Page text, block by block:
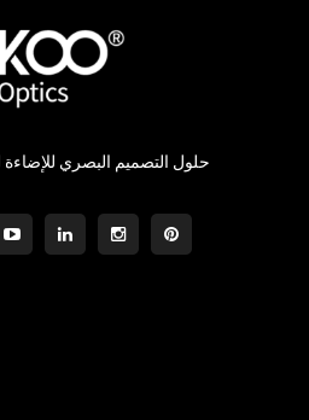
حلول التصميم البصري للإضاءة